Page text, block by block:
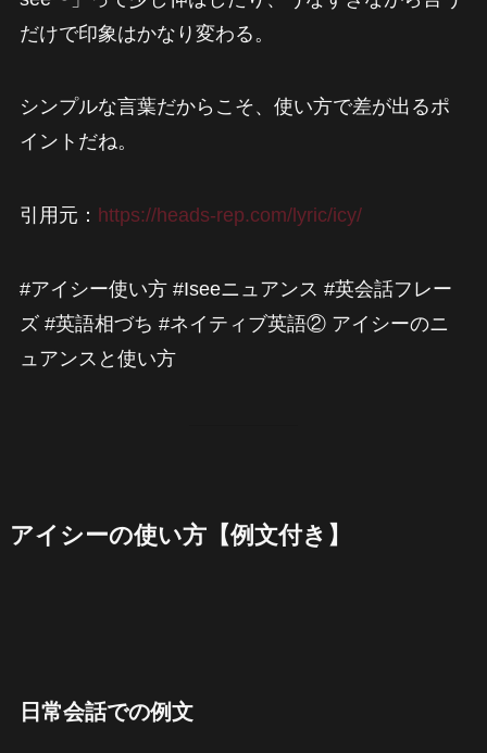
だけで印象はかなり変わる。
シンプルな言葉だからこそ、使い方で差が出るポ
イントだね。
引用元： https://heads-rep.com/lyric/icy/
#アイシー使い方 #Iseeニュアンス #英会話フレー
ズ #英語相づち #ネイティブ英語② アイシーのニ
ュアンスと使い方
アイシーの使い方【例文付き】
日常会話での例文